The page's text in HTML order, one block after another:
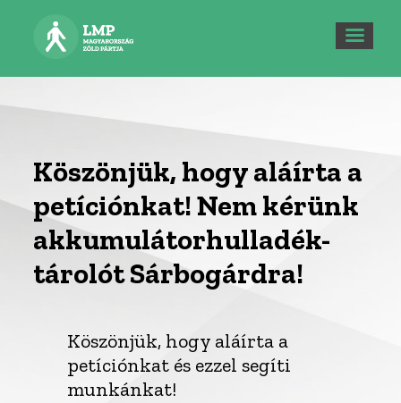
Köszönjük, hogy aláírta a
petíciónkat! Nem kérünk
akkumulátorhulladék-
tárolót Sárbogárdra!
Köszönjük, hogy aláírta a
petíciónkat és ezzel segíti
munkánkat!